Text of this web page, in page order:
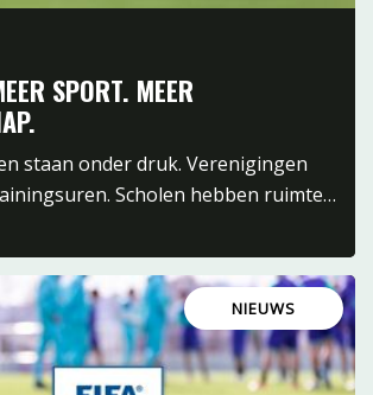
SPORT. MEER
staan onder druk. Verenigingen
Scholen hebben ruimte…
NIEUWS